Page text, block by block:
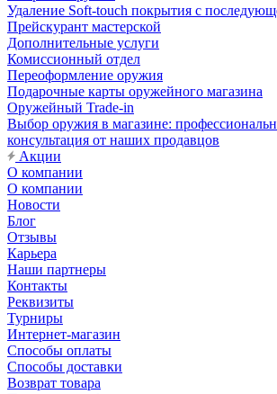
Удаление Soft-touch покрытия с
Прейскурант мастерской
Дополнительные услуги
Комиссионный отдел
Переоформление оружия
Подарочные карты оружейного магазина
Оружейный Trade-in
Выбор оружия в магазине:
консультация от наших продавцов
Акции
О компании
О компании
Новости
Блог
Отзывы
Карьера
Наши партнеры
Контакты
Реквизиты
Турниры
Интернет-магазин
Способы оплаты
Способы доставки
Возврат товара